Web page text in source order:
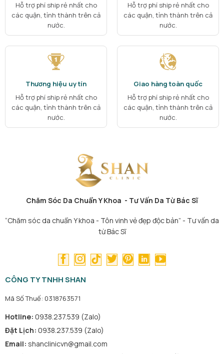
Hỗ trợ phí ship rẻ nhất cho
các quận, tỉnh thành trên cả
nước.
Hỗ trợ phí ship rẻ nhất cho
các quận, tỉnh thành trên cả
nước.
Thương hiệu uy tín
Hỗ trợ phí ship rẻ nhất cho
các quận, tỉnh thành trên cả
nước.
Giao hàng toàn quốc
Hỗ trợ phí ship rẻ nhất cho
các quận, tỉnh thành trên cả
nước.
Chăm Sóc Da Chuẩn Y Khoa - Tư Vấn Da Từ Bác Sĩ
“Chăm sóc da chuẩn Y khoa - Tôn vinh vẻ đẹp độc bản” - Tư vấn da
từ Bác Sĩ
CÔNG TY TNHH SHAN
Mã Số Thuế: 0318763571
Hotline: 0938.237.539 (Zalo)
Đặt Lịch: 0938.237.539 (Zalo)
Email: shanclinicvn@gmail.com